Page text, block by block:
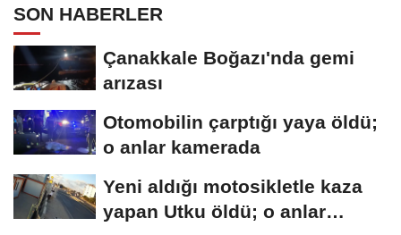
SON HABERLER
Çanakkale Boğazı'nda gemi
arızası
Otomobilin çarptığı yaya öldü;
o anlar kamerada
Yeni aldığı motosikletle kaza
yapan Utku öldü; o anlar